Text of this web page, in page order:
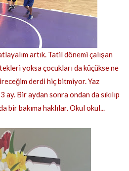
artık. Tatil dönemi çalışan
yoksa çocukları da küçükse ne
derdi hiç bitmiyor. Yaz
ay. Bir aydan sonra ondan da sıkılıp
bir bakıma haklılar. Okul okul...